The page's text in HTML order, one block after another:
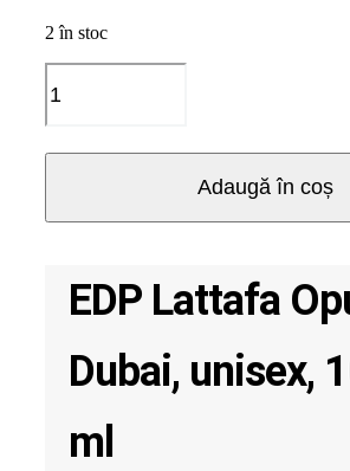
2 în stoc
EDP
Lattafa
Opulent
100
Adaugă în coș
EDP Lattafa
Dubai, unisex,
ml